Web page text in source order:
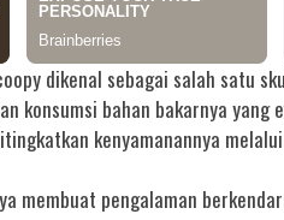
dikenal sebagai salah satu
konsumsi bahan bakarnya yang
kenyamanannya
membuat pengalaman